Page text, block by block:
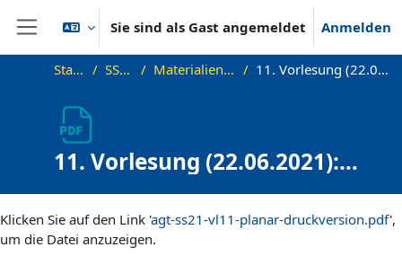
Zum Hauptinhalt
Website-Übersicht
Sie sind als Gast angemeldet Anmelden
Startseite SS21_AGT Materialien zur Vorlesung 11. Vorlesung (22.06.2021): Druckversion
11. Vorlesung (22.06.2021):
Druckversion
Klicken Sie auf den Link 'agt-ss21-vl11-planar-druckversion.pdf',
um die Datei anzuzeigen.